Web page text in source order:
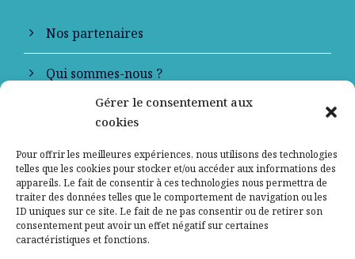
Gérer le consentement aux
cookies
Pour offrir les meilleures expériences, nous utilisons des technologies
telles que les cookies pour stocker et/ou accéder aux informations des
appareils. Le fait de consentir à ces technologies nous permettra de
traiter des données telles que le comportement de navigation ou les
ID uniques sur ce site. Le fait de ne pas consentir ou de retirer son
consentement peut avoir un effet négatif sur certaines
caractéristiques et fonctions.
Nos partenaires
Qui sommes-nous ?
Contactez-nous
Mentions légales
Politique de confidentialité